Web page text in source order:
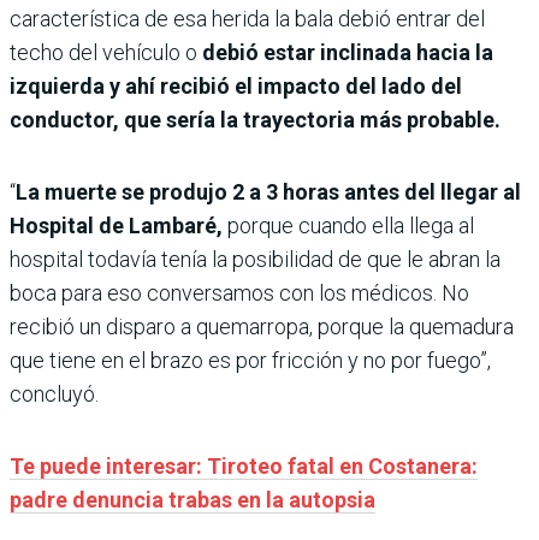
característica de esa herida la bala debió entrar del
techo del vehículo o debió estar inclinada hacia la
izquierda y ahí recibió el impacto del lado del
conductor, que sería la trayectoria más probable.
“La muerte se produjo 2 a 3 horas antes del llegar al
Hospital de Lambaré, porque cuando ella llega al
hospital todavía tenía la posibilidad de que le abran la
boca para eso conversamos con los médicos. No
recibió un disparo a quemarropa, porque la quemadura
que tiene en el brazo es por fricción y no por fuego”,
concluyó.
Te puede interesar: Tiroteo fatal en Costanera:
padre denuncia trabas en la autopsia